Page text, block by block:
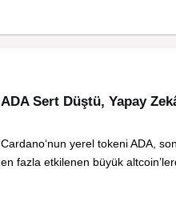
ADA Sert Düştü, Yapay
Cardano‘nun yerel tokeni ADA,
en fazla etkilenen büyük